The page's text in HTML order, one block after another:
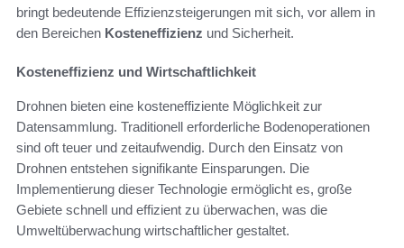
bringt bedeutende Effizienzsteigerungen mit sich, vor allem in
den Bereichen Kosteneffizienz und Sicherheit.
Kosteneffizienz und Wirtschaftlichkeit
Drohnen bieten eine kosteneffiziente Möglichkeit zur
Datensammlung. Traditionell erforderliche Bodenoperationen
sind oft teuer und zeitaufwendig. Durch den Einsatz von
Drohnen entstehen signifikante Einsparungen. Die
Implementierung dieser Technologie ermöglicht es, große
Gebiete schnell und effizient zu überwachen, was die
Umweltüberwachung wirtschaftlicher gestaltet.